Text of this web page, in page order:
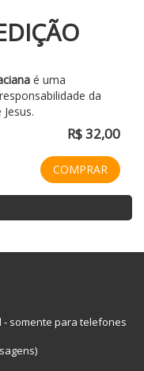
é uma
da
R$ 32,00
COMPRAR
- somente para telefones